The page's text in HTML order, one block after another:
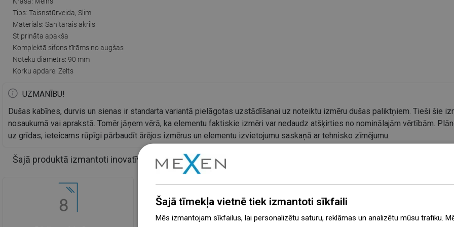
Tips: Taisnstūrveida, Slim
Materiāls: Sanitārais akrils
Stiprināta apakša
Komplektā sifons tīrāms no augšas
Noteku diametrs: 90 mm
Korku apdare: Zelts
UZMANĪBU!
Dušas kabīnes, durvis un sienas ir standarta variantā pielāgotas uzstādīšanai uz noteiktu izmēru dušas paliktņiem. Tieši šie
nosaukumā vai aprakstā. Tomēr jāņem vērā, ka elementu faktiskie izmēri var nedaudz atšķirties no nominālajām vērtībām.
uz grīdas, ieteicams rūpīgi pārbaudīt ārējos izmērus un elementu izvietojumu saskaņā ar tehnisko zīmējumu.
Šajā produktā izmantoti inovatīvi risinājumi
Šajā tīmekļa vietnē tiek izmantoti sīkfaili
Mēs izmantojam sīkfailus, lai personalizētu saturu, reklāmas un analizētu mūsu trafiku.